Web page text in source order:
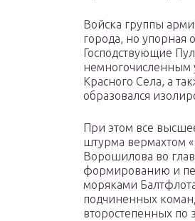
Войска группы
города, но упорная
Господствующие
немногочисленным
Красного Села, а
образовался
При этом все
штурма вермахтом
Ворошилова во
формированию и
моряками
подчиненных
второстепенных по